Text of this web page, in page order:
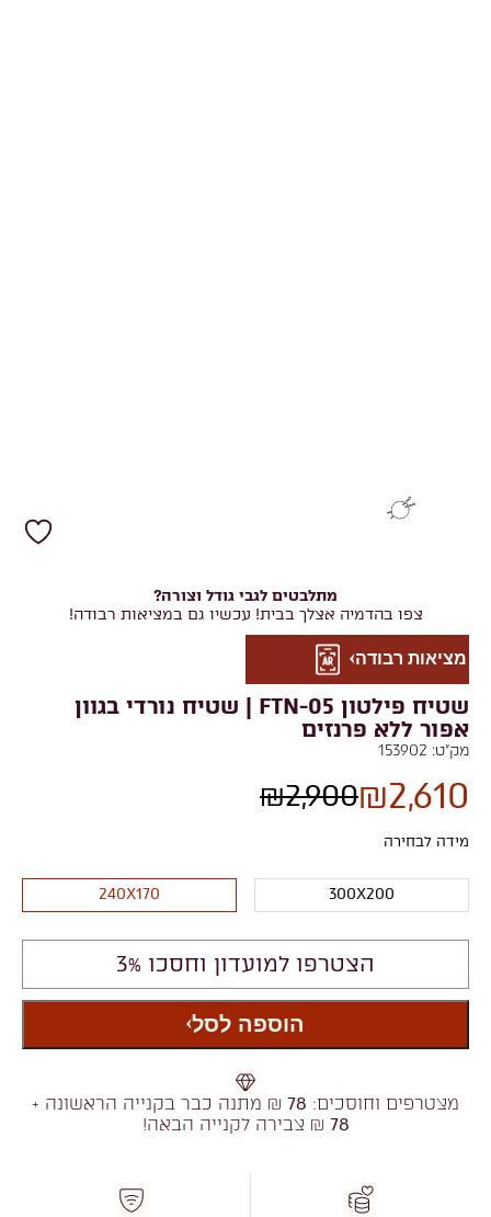
שטיח פילטון FTN-05 | שטיח נורדי בגוון
אפור ללא פרנזים
מק"ט: 153902
₪2,900₪2,610
מידה לבחירה
300X200
240X170
הצטרפו למועדון וחסכו 3%
הוספה לסל
מצטרפים וחוסכים: 78 ₪ מתנה כבר בקנייה הראשונה +
78 ₪ צבירה לקנייה הבאה!
מתלבטים לגבי גודל וצורה?
צפו בהדמיה אצלך בבית! עכשיו גם במציאות רבודה!
מציאות רבודה